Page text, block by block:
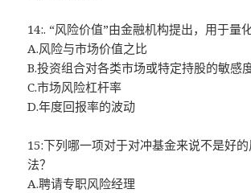
14:. “风险价值”由金融机构提出，用于量化
A.风险与市场价值之比
B.投资组合对各类市场或特定持股的敏感
C.市场风险杠杆率
D.年度回报率的波动
15:下列哪一项对于对冲基金来说不是好
法？
A.聘请专职风险经理